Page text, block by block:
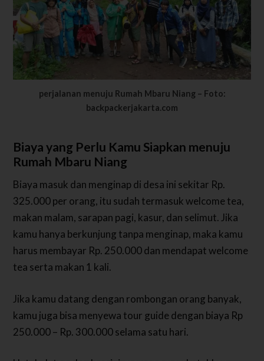
perjalanan menuju Rumah Mbaru Niang – Foto:
backpackerjakarta.com
Biaya yang Perlu Kamu Siapkan menuju
Rumah Mbaru Niang
Biaya masuk dan menginap di desa ini sekitar Rp.
325.000 per orang, itu sudah termasuk welcome tea,
makan malam, sarapan pagi, kasur, dan selimut. Jika
kamu hanya berkunjung tanpa menginap, maka kamu
harus membayar Rp. 250.000 dan mendapat welcome
tea serta makan 1 kali.
Jika kamu datang dengan rombongan orang banyak,
kamu juga bisa menyewa tour guide dengan biaya Rp
250.000 – Rp. 300.000 selama satu hari.